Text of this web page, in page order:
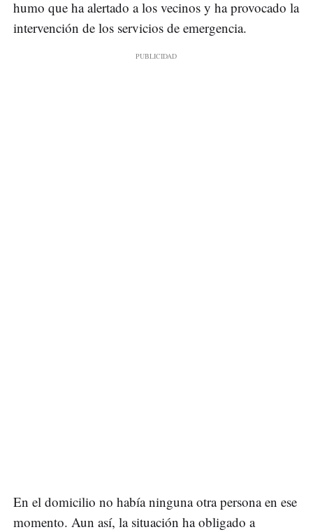
humo que ha alertado a los vecinos y ha provocado la
intervención de los servicios de emergencia.
En el domicilio no había ninguna otra persona en ese
momento. Aun así, la situación ha obligado a